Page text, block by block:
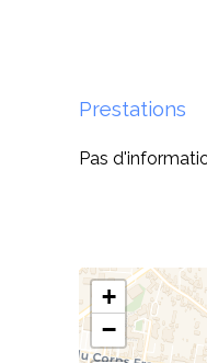
Prestations
Pas
+
−